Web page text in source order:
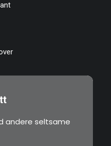
andere seltsame